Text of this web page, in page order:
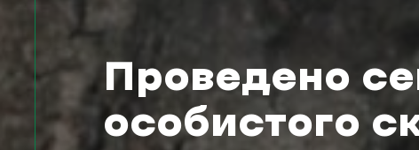
Проведено
особистого